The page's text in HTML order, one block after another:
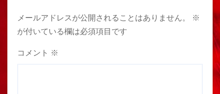
メールアドレスが公開されることはありません。
※
が付いている欄は必須項目です
コメント ※